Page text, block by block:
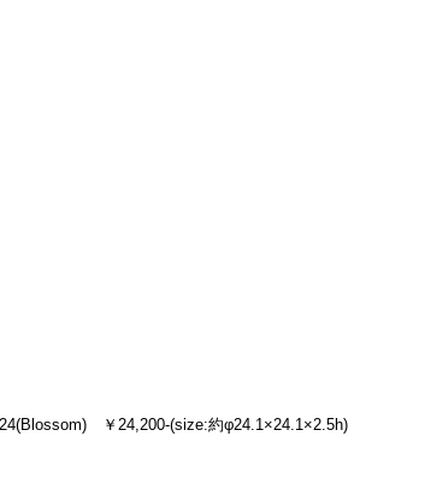
　￥24,200-(size:約φ24.1×24.1×2.5h)